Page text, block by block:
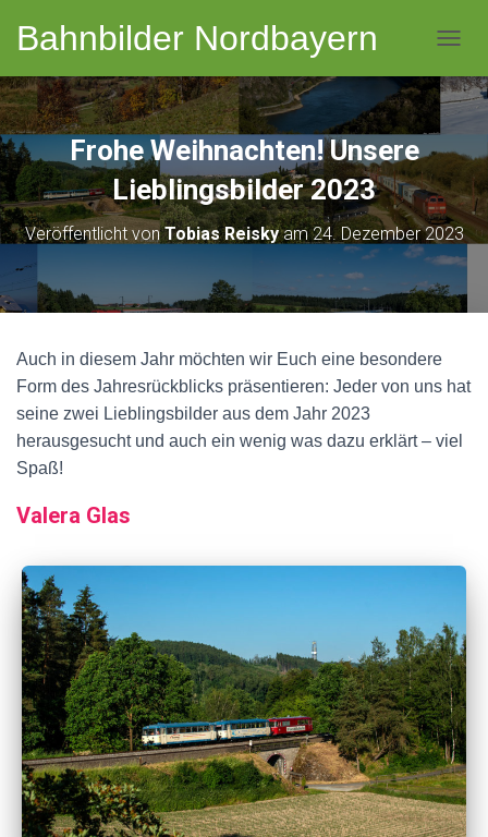
Bahnbilder Nordbayern
Frohe Weihnachten! Unsere
Lieblingsbilder 2023
Veröffentlicht vonTobias Reiskyam24. Dezember 2023
Auch in diesem Jahr möchten wir Euch eine besondere
Form des Jahresrückblicks präsentieren: Jeder von uns hat
seine zwei Lieblingsbilder aus dem Jahr 2023
herausgesucht und auch ein wenig was dazu erklärt – viel
Spaß!
Valera Glas